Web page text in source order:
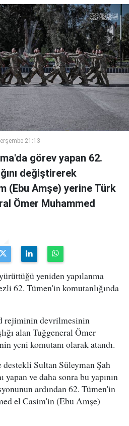
21:13
görev yapan 62.
değiştirerek
(Ebu Amşe) yerine Türk
Ömer Muhammed
yeniden yapılanma
62. Tümen'in komutanlığında
rejiminin devrilmesinin
alan Tuğgeneral Ömer
yeni komutanı olarak atandı.
Sultan Süleyman Şah
ve daha sonra bu yapının
ardından 62. Tümen'in
el Casim'in (Ebu Amşe)